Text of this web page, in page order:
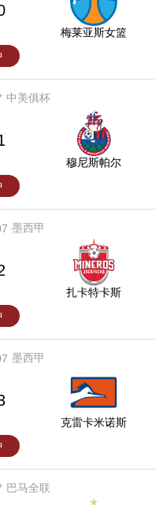
梅莱亚斯女篮
中美俱杯
穆尼斯帕尔
墨西甲
扎卡特卡斯
墨西甲
克雷卡米诺斯
巴马全联